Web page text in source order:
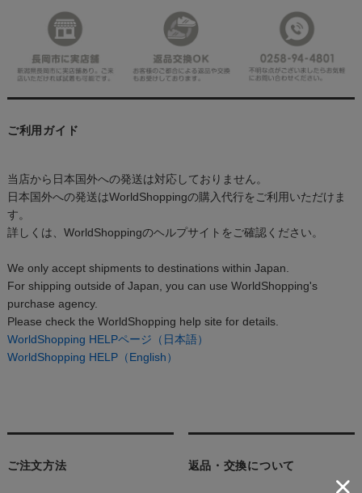
ご利用ガイド
当店から日本国外への発送は対応しておりません。
日本国外への発送はWorldShoppingの購入代行をご利用いただけま
す。
詳しくは、WorldShoppingのヘルプサイトをご確認ください。
We only accept shipments to destinations within Japan.
For shipping outside of Japan, you can use WorldShopping's
purchase agency.
Please check the WorldShopping help site for details.
WorldShopping HELPページ（日本語）
WorldShopping HELP（English）
ご注文方法 返品・交換について